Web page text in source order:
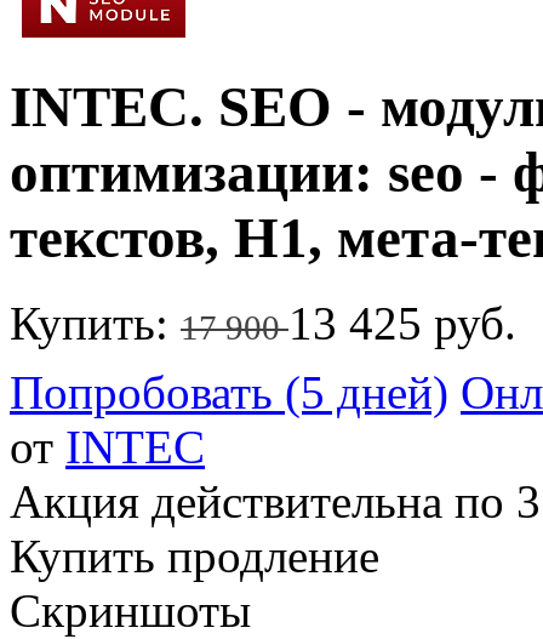
INTEC. SEO -
оптимизации: seo -
текстов, H1, мета-
Купить: 17 90013 425 руб.
Попробовать (5 дней)
от INTEC
Акция действительна по
Купить продление
Скриншоты